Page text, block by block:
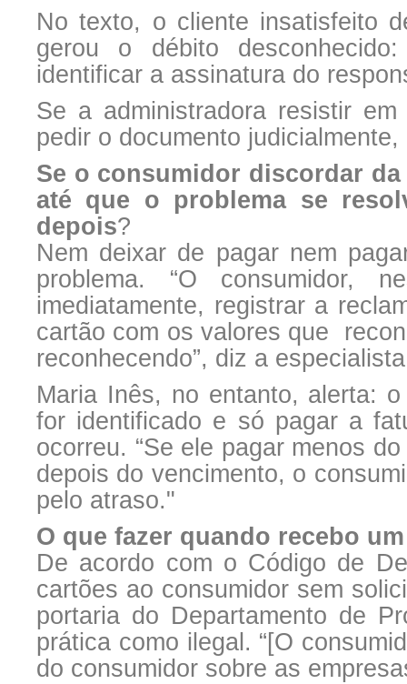
No texto, o cliente insatisfeito
gerou o débito
identificar a assinatura do
Se a administradora resistir
pedir o documento
Se o consumidor discordar
até que o problema se
depois?
Nem deixar de pagar nem
problema. “O consumidor,
imediatamente, registrar a
cartão com os valores que
reconhecendo”, diz a
Maria Inês, no entanto, alerta:
for identificado e só pagar a
ocorreu. “Se ele pagar menos
depois do vencimento, o
pelo atraso."
O que fazer quando recebo
De acordo com o Código de
cartões ao consumidor sem
portaria do Departamento de
prática como ilegal. “[O
do consumidor sobre as